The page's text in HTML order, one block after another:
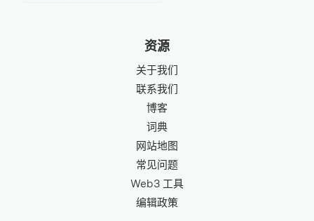
资源
关于我们
联系我们
博客
词典
网站地图
常见问题
Web3 工具
编辑政策